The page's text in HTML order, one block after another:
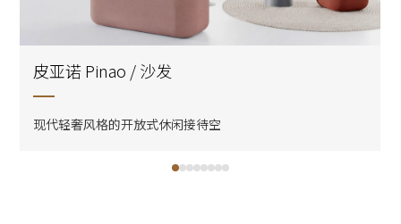
皮亚诺 Pinao / 沙发
现代轻奢风格的开放式休闲接待空